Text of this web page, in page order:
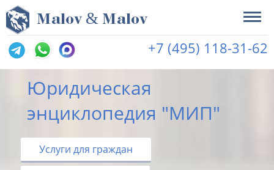
Malov & Malov
+7 (495) 118-31-62
Юридическая
энциклопедия "МИП"
Услуги для граждан